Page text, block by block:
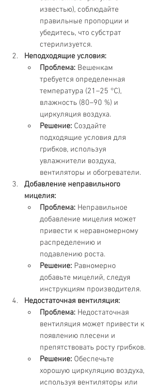
известью), соблюдайте
правильные пропорции и
убедитесь, что субстрат
стерилизуется.
Неподходящие условия:
Проблема: Вешенкам
требуется определенная
температура (21–25 °C),
влажность (80–90 %) и
циркуляция воздуха.
Решение: Создайте
подходящие условия для
грибков, используя
увлажнители воздуха,
вентиляторы и обогреватели.
Добавление неправильного
мицелия:
Проблема: Неправильное
добавление мицелия может
привести к неравномерному
распределению и
подавлению роста.
Решение: Равномерно
добавьте мицелий, следуя
инструкциям производителя.
Недостаточная вентиляция:
Проблема: Недостаточная
вентиляция может привести к
появлению плесени и
препятствовать росту грибков.
Решение: Обеспечьте
хорошую циркуляцию воздуха,
используя вентиляторы или